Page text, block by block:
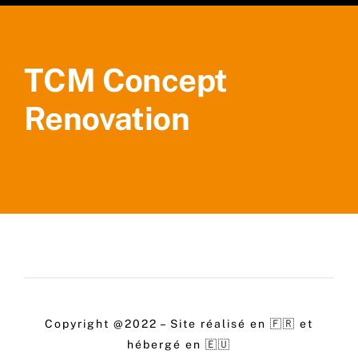
TCM Concept
Renovation
Copyright @2022 – Site réalisé en 🇫🇷 et
hébergé en 🇪🇺